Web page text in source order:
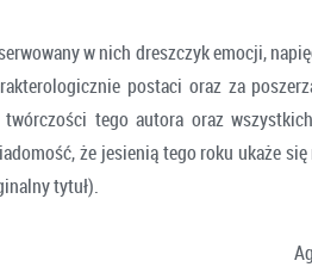
w nich dreszczyk emocji,
postaci oraz za
tego autora oraz
że jesienią tego roku ukaże
tytuł).